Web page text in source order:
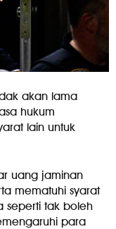
akan lama
hukum
lain untuk
uang jaminan
mematuhi syarat
seperti tak boleh
para